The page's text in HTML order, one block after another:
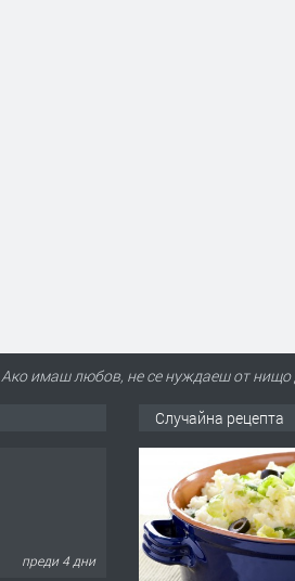
Ако имаш любов, не се нуждаеш от нищо
преди 4 дни
Случайна рецепта